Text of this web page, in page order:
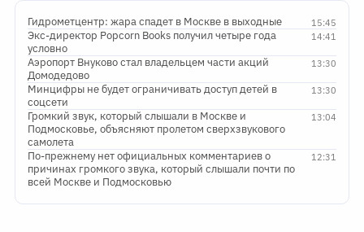
15:45
Гидрометцентр: жара спадет в Москве в выходные
14:41
Экс-директор Popcorn Books получил четыре года
условно
13:30
Аэропорт Внуково стал владельцем части акций
Домодедово
13:30
Минцифры не будет ограничивать доступ детей в
соцсети
13:04
Громкий звук, который слышали в Москве и
Подмосковье, объясняют пролетом сверхзвукового
самолета
12:31
По-прежнему нет официальных комментариев о
причинах громкого звука, который слышали почти по
всей Москве и Подмосковью